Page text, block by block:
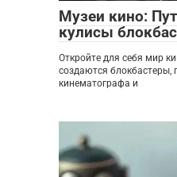
Музеи кино:
кулисы
Откройте для себя мир
создаются блокбастеры,
кинематографа и